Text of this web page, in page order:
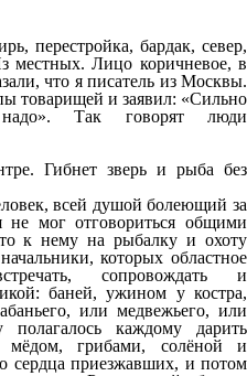
перестройка, бардак, север,
местных. Лицо коричневое, в
что я писатель из Москвы.
товарищей и заявил: «Сильно
Так говорят люди
Гибнет зверь и рыба без
всей душой болеющий за
мог отговориться общими
к нему на рыбалку и охоту
которых областное
сопровождать и
баней, ужином у костра,
или медвежьего, или
каждому дарить
мёдом, грибами, солёной и
сердца приезжавших, и потом